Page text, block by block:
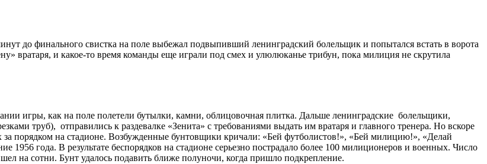
до финального свистка на поле выбежал подвыпивший ленинградский болельщик и попытался встать в ворота
вратаря, и какое-то время команды еще играли под смех и улюлюканье трибун, пока милиция не скрутила
игры, как на поле полетели бутылки, камни, облицовочная плитка. Дальше ленинградские болельщики,
труб), отправились к раздевалке «Зенита» с требованиями выдать им вратаря и главного тренера. Но вскоре
порядком на стадионе. Возбужденные бунтовщики кричали: «Бей футболистов!», «Бей милицию!», «Делай
1956 года. В результате беспорядков на стадионе серьезно пострадало более 100 милиционеров и военных. Число
на сотни. Бунт удалось подавить ближе полуночи, когда пришло подкрепление.